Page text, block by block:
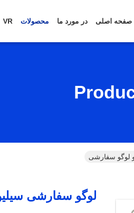
صفحه اصلی در مورد ما محصولات VR